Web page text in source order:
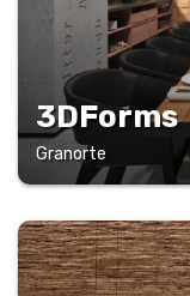
3DForms
Granorte